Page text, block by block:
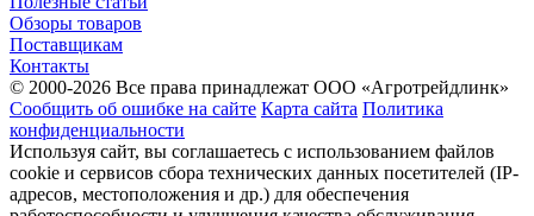
Обзоры товаров
Поставщикам
Контакты
© 2000-2026 Все права принадлежат ООО «Агротрейдлинк»
Сообщить об ошибке на сайте Карта сайта Политика
конфиденциальности
Используя сайт, вы соглашаетесь с использованием файлов
cookie и сервисов сбора технических данных посетителей (IP-
адресов, местоположения и др.) для обеспечения